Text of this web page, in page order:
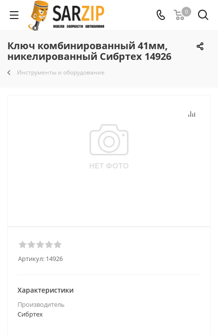
0
Ключ комбинированный 41мм,
никелированный Сибртех 14926
Инструменты и оборудование
Артикул: 14926
Характеристики
Производитель
Сибртех